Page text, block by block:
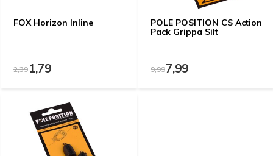
FOX Horizon Inline
2,391,79
POLE POSITION CS Action
Pack Grippa Silt
9,997,99